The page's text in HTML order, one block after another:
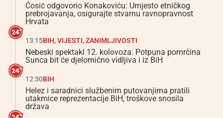
Ćosić odgovorio Konakoviću: Umjesto etničkog
prebrojavanja, osigurajte stvarnu ravnopravnost
Hrvata
13:15BIH,VIJESTI,ZANIMLJIVOSTI
Nebeski spektakl 12. kolovoza: Potpuna pomrčina
Sunca bit će djelomično vidljiva i iz BiH
12:30BIH
Helez i saradnici službenim putovanjima pratili
utakmice reprezentacije BiH, troškove snosila
država